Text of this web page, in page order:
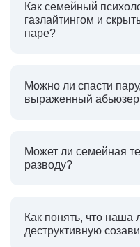
Как семейный
газлайтингом и
паре?
Можно ли спасти
выраженный
Может ли семейная
разводу?
Как понять, что наша
деструктивную